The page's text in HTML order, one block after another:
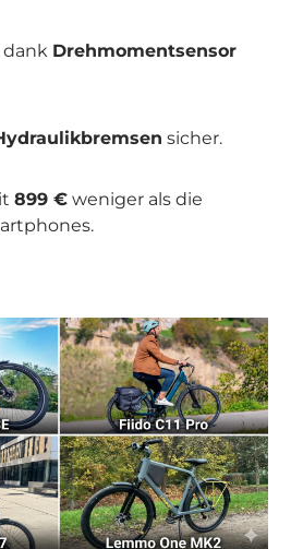
dank Drehmomentsensor
sicher.
899 € weniger als die